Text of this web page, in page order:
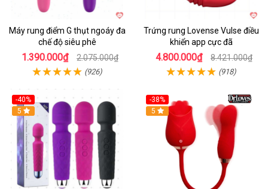
Máy rung điểm G thụt ngoáy đa
chế độ siêu phê
1.390.000₫ 2.075.000₫
(926)
Trứng rung Lovense Vulse điều
khiển app cực đã
4.800.000₫ 8.421.000₫
(918)
-40%
5
-38%
Hot
5